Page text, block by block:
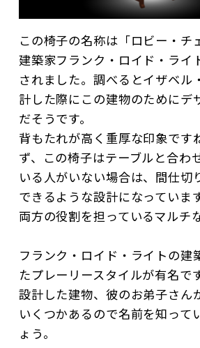
この椅子の名称は「ロビー・チ
建築家フランク・ロイド・ライ
されました。調べるとイザベル
計した際にこの建物のためにデ
だそうです。
背もたれが高く重厚な印象です
ず、この椅子はテーブルと合わ
いる人がいない場合は、間仕切
できるような設計になっていま
両方の役割を担っているマルチ
フランク・ロイド・ライトの建
たプレーリースタイルが有名で
設計した建物、彼のお弟子さん
いくつかあるので名前を知って
ょう。